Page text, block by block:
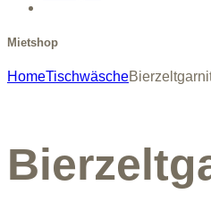
Mietshop
HomeTischwäsche